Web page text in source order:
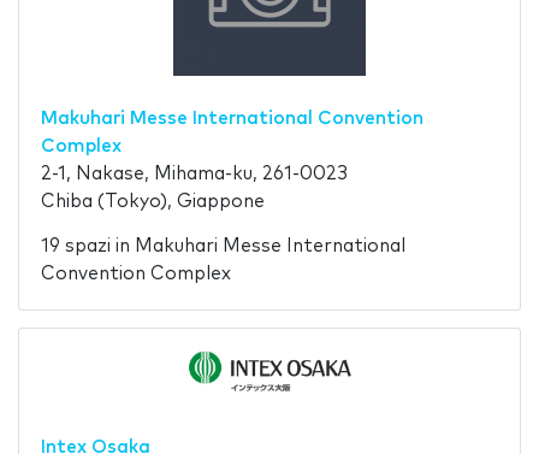
Makuhari Messe International Convention
Complex
2-1, Nakase, Mihama-ku, 261-0023
Chiba (Tokyo), Giappone
19 spazi in Makuhari Messe International
Convention Complex
Intex Osaka